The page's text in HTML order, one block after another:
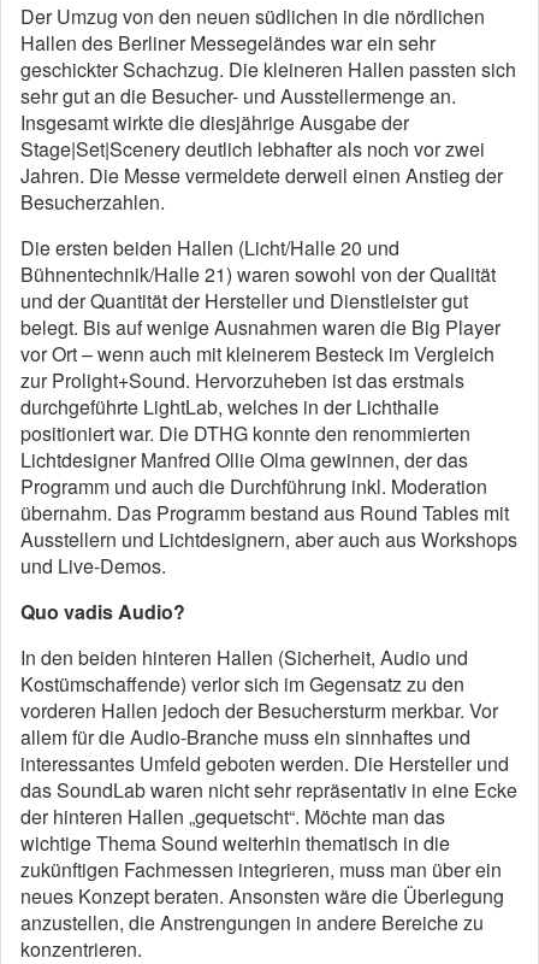
Der Umzug von den neuen südlichen in die nördlichen
Hallen des Berliner Messegeländes war ein sehr
geschickter Schachzug. Die kleineren Hallen passten sich
sehr gut an die Besucher- und Ausstellermenge an.
Insgesamt wirkte die diesjährige Ausgabe der
Stage|Set|Scenery deutlich lebhafter als noch vor zwei
Jahren. Die Messe vermeldete derweil einen Anstieg der
Besucherzahlen.
Die ersten beiden Hallen (Licht/Halle 20 und
Bühnentechnik/Halle 21) waren sowohl von der Qualität
und der Quantität der Hersteller und Dienstleister gut
belegt. Bis auf wenige Ausnahmen waren die Big Player
vor Ort – wenn auch mit kleinerem Besteck im Vergleich
zur Prolight+Sound. Hervorzuheben ist das erstmals
durchgeführte LightLab, welches in der Lichthalle
positioniert war. Die DTHG konnte den renommierten
Lichtdesigner Manfred Ollie Olma gewinnen, der das
Programm und auch die Durchführung inkl. Moderation
übernahm. Das Programm bestand aus Round Tables mit
Ausstellern und Lichtdesignern, aber auch aus Workshops
und Live-Demos.
Quo vadis Audio?
In den beiden hinteren Hallen (Sicherheit, Audio und
Kostümschaffende) verlor sich im Gegensatz zu den
vorderen Hallen jedoch der Besuchersturm merkbar. Vor
allem für die Audio-Branche muss ein sinnhaftes und
interessantes Umfeld geboten werden. Die Hersteller und
das SoundLab waren nicht sehr repräsentativ in eine Ecke
der hinteren Hallen „gequetscht“. Möchte man das
wichtige Thema Sound weiterhin thematisch in die
zukünftigen Fachmessen integrieren, muss man über ein
neues Konzept beraten. Ansonsten wäre die Überlegung
anzustellen, die Anstrengungen in andere Bereiche zu
konzentrieren.